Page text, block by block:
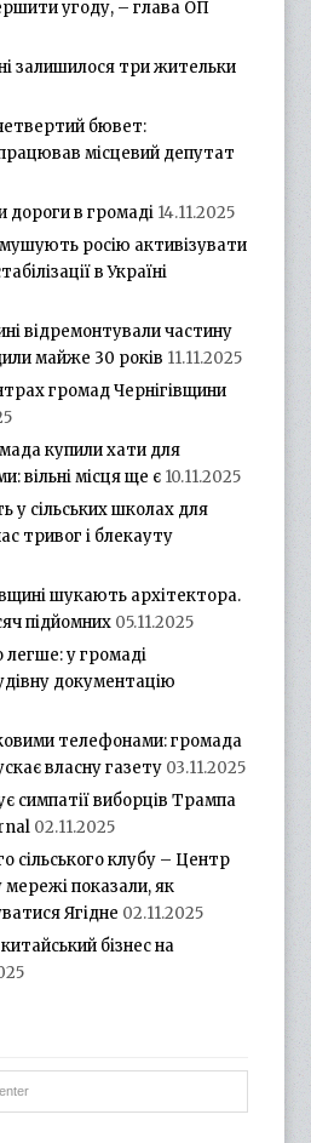
угоду, – глава ОП
залишилося три жительки
бювет:
місцевий депутат
дороги в громаді 14.11.2025
росію активізувати
в Україні
відремонтували частину
майже 30 років 11.11.2025
громад Чернігівщини
купили хати для
вільні місця ще є 10.11.2025
у сільських школах для
тривог і блекауту
шукають архітектора.
підйомних 05.11.2025
у громаді
документацію
телефонами: громада
власну газету 03.11.2025
симпатії виборців Трампа
02.11.2025
сільського клубу – Центр
показали, як
Ягідне 02.11.2025
бізнес на